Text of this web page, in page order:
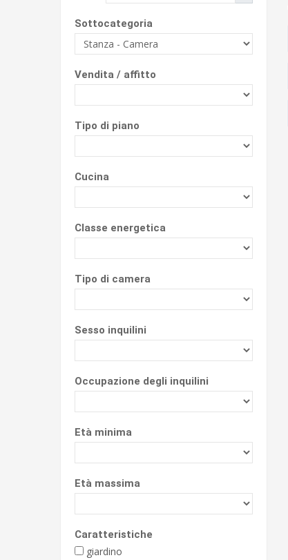
Sottocategoria
Vendita / affitto
Tipo di piano
Cucina
Classe energetica
Tipo di camera
Sesso inquilini
Occupazione degli inquilini
Età minima
Età massima
Caratteristiche
giardino